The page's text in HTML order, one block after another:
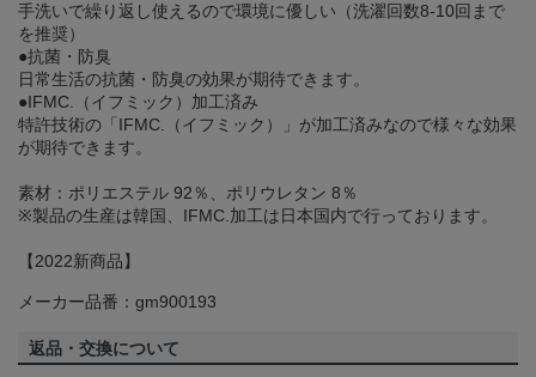
手洗いで繰り返し使えるので環境に優しい（洗濯回数8-10回まで
を推奨）
●抗菌・防臭
日常生活の抗菌・防臭の効果が期待できます。
●IFMC.（イフミック）加工済み
特許技術の「IFMC.（イフミック）」が加工済みなので様々な効果
が期待できます。
素材：ポリエステル 92％、ポリウレタン 8％
※製品の生産は韓国、IFMC.加工は日本国内で行っております。
【2022新商品】
メーカー品番：gm900193
返品・交換について